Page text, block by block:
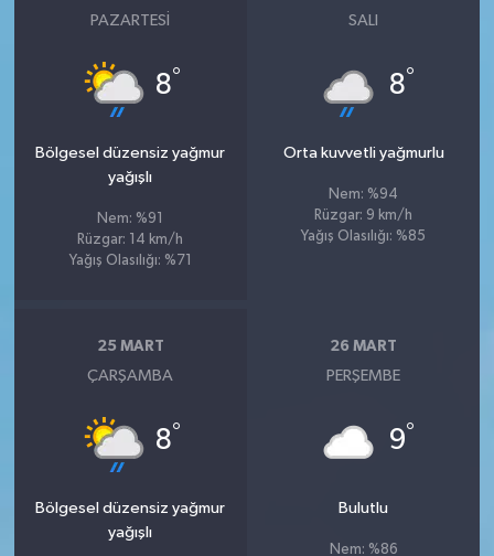
PAZARTESI
8°
Bölgesel düzensiz yağmur
yağışlı
Nem: %91
Rüzgar: 14 km/h
Yağış Olasılığı: %71
SALI
8°
Orta kuvvetli yağmurlu
Nem: %94
Rüzgar: 9 km/h
Yağış Olasılığı: %85
25 MART
ÇARŞAMBA
8°
Bölgesel düzensiz yağmur
yağışlı
26 MART
PERŞEMBE
9°
Bulutlu
Nem: %86